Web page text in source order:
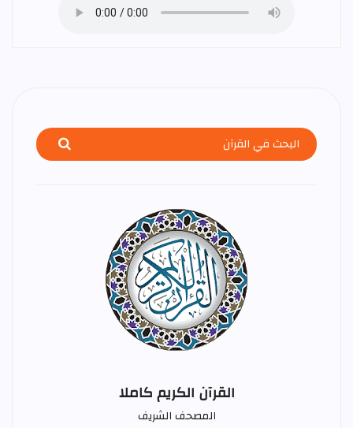
القرآن الكريم كاملا
المصحف الشريف